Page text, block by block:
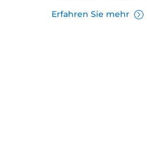
Erfahren Sie mehr